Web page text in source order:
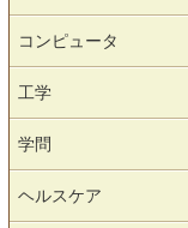
コンピュータ
工学
学問
ヘルスケア